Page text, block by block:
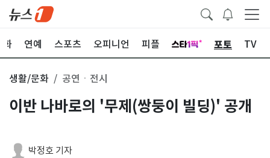
화 연예 스포츠 오피니언 피플 포토 TV
생활/문화 공연ㆍ전시
이반 나바로의 '무제(쌍둥이 빌딩)' 공개
박정호 기자